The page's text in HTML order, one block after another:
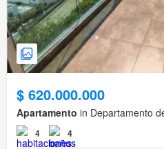
$ 620.000.000
Apartamento in Departamento
4 4